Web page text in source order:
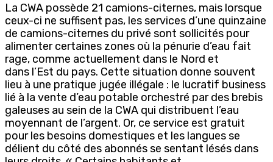
La CWA possède 21 camions-citernes, mais lorsque
ceux-ci ne suffisent pas, les services d’une quinzaine
de camions-citernes du privé sont sollicités pour
alimenter certaines zones où la pénurie d’eau fait
rage, comme actuellement dans le Nord et
dans l’Est du pays. Cette situation donne souvent
lieu à une pratique jugée illégale : le lucratif business
lié à la vente d’eau potable orchestré par des brebis
galeuses au sein de la CWA qui distribuent l’eau
moyennant de l’argent. Or, ce service est gratuit
pour les besoins domestiques et les langues se
délient du côté des abonnés se sentant lésés dans